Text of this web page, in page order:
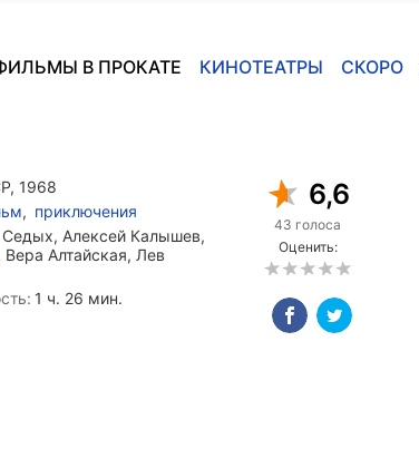
В ПРОКАТЕ КИНОТЕАТРЫ СКОРО
1968
, приключения
Седых, Алексей Калышев,
Вера Алтайская, Лев
1 ч. 26 мин.
6,6
43 голоса
Оценить: